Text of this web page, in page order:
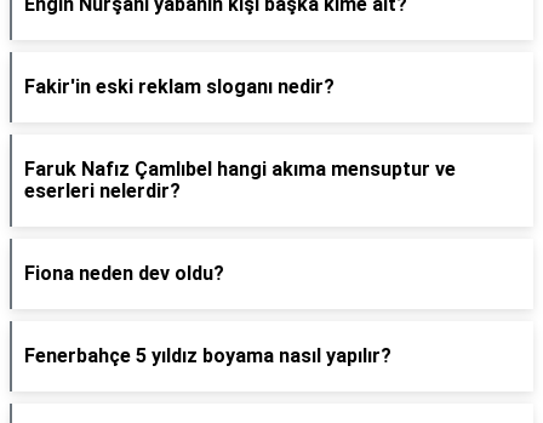
Fakir'in eski reklam sloganı nedir?
Faruk Nafız Çamlıbel hangi akıma mensuptur ve
eserleri nelerdir?
Fiona neden dev oldu?
Fenerbahçe 5 yıldız boyama nasıl yapılır?